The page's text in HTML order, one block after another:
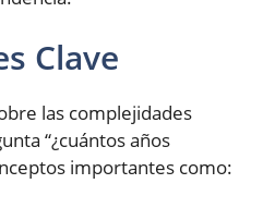
Clave
las complejidades
“¿cuántos años
importantes como: